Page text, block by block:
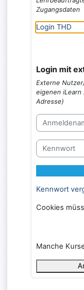
Zugangsdaten
Login THD
Login mit
Externe
eigenen iLearn
Adresse)
Anmeldename
Kennwort
Kennwort
Cookies
Manche